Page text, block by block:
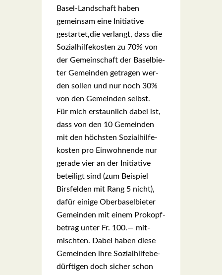
Basel-Land­schaft haben
gemein­sam eine Initia­ti­ve
gestartet,die ver­langt, dass die
Sozi­al­hil­fe­kos­ten zu 70% von
der Gemein­schaft der Basel­bie­
ter Gemein­den getra­gen wer­
den sol­len und nur noch 30%
von den Gemein­den selbst.
Für mich erstaun­lich dabei ist,
dass von den 10 Gemein­den
mit den höchs­ten Sozi­al­hil­fe­
kos­ten pro Ein­woh­nen­de nur
gera­de vier an der Initia­ti­ve
betei­ligt sind (zum Bei­spiel
Birs­fel­den mit Rang 5 nicht),
dafür eini­ge Ober­ba­sel­bie­ter
Gemein­den mit einem Pro­kopf­
be­trag unter Fr. 100.— mit­
misch­ten. Dabei haben die­se
Gemein­den ihre Sozi­al­hil­fe­be­
dürf­ti­gen doch sicher schon